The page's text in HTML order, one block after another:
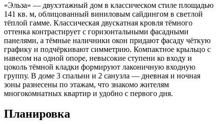
«Эльза» — двухэтажный дом в классическом стиле площадью
141 кв. м, облицованный виниловым сайдингом в светлой
тёплой гамме. Классическая двускатная кровля тёмного
оттенка контрастирует с горизонтальными фасадными
панелями, а тёмные наличники окон придают фасаду чёткую
графику и подчёркивают симметрию. Компактное крыльцо с
навесом на одной опоре, невысокие ступени ко входу и
цоколь тёмной кладки формируют лаконичную входную
группу. В доме 3 спальни и 2 санузла — дневная и ночная
зоны разнесены по этажам, что знакомо жителям
многокомнатных квартир и удобно с первого дня.
Планировка